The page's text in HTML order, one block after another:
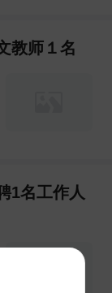
教师１名
1名工作人